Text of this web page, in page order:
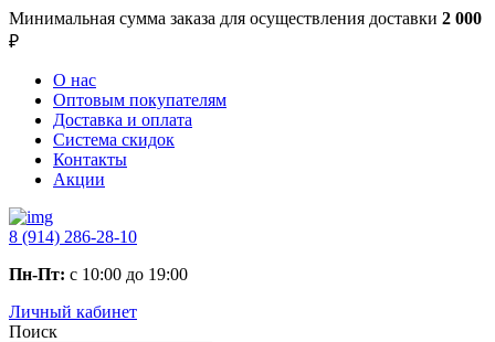
Минимальная сумма заказа для осуществления доставки 2 000
₽
О нас
Оптовым покупателям
Доставка и оплата
Система скидок
Контакты
Акции
8 (914) 286-28-10
Пн-Пт: с 10:00 до 19:00
Личный кабинет
Поиск